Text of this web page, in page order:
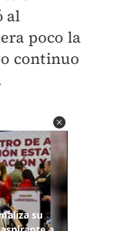
al
poco la
continuo